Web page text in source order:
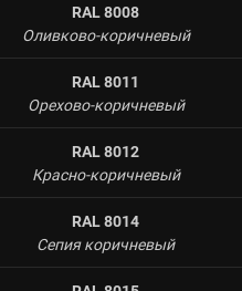
RAL 8008
Оливково-коричневый
RAL 8011
Орехово-коричневый
RAL 8012
Красно-коричневый
RAL 8014
Сепия коричневый